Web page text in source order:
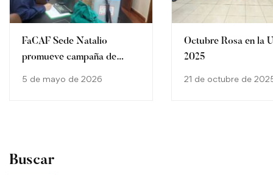
FaCAF Sede Natalio
promueve campaña de
5 de mayo de 2026
Octubre Rosa en la
2025
21 de octubre de
Buscar